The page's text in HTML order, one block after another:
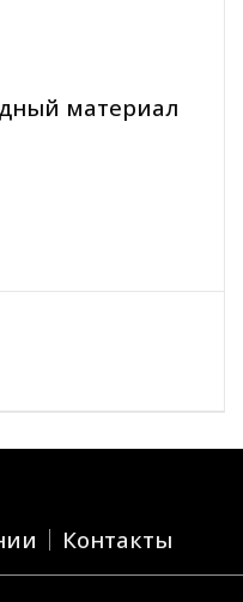
материал
Контакты